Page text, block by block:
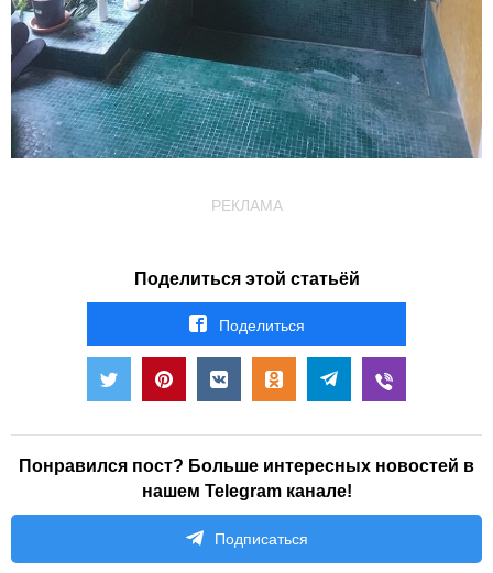
РЕКЛАМА
Поделиться этой статьёй
Поделиться
Понравился пост? Больше интересных новостей в
нашем Telegram канале!
Подписаться